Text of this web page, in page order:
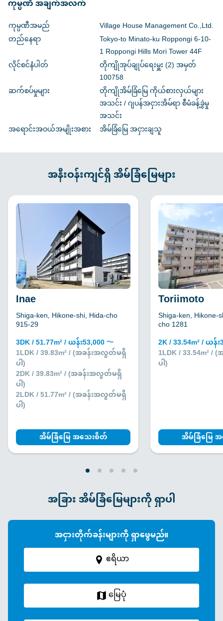
ကုမ္ပဏီ အချက်အလက်
ကုမ္ပဏီအမည်
Village House Management Co.,Ltd.
တည်နေရာ
Tokyo-to Minato-ku Roppongi 6-10-
1 Roppongi Hills Mori Tower 44F
လိုင်စင်နံပါတ်
တိုကျိုအုပ်ချုပ်ရေးမှူး (2) အမှတ်
100758
ဆက်စပ်မှုများ
တိုကျိုအိမ်ခြံမြေ ကိုယ်စားလှယ်များ
အသင်း / ဂျပန်အငှားအိမ်ရာ စီမံခန့်ခွဲမှု
အသင်း
အရောင်းအဝယ်အမျိုးအစား
အိမ်ခြံမြေ အငှားချသူ
အနီးဝန်းကျင်ရှိ အိမ်ခြံမြေများ
Inae
Shiga-ken, Hikone-shi, Hida-cho
915-29
3DK / 51.77m² / ယန်း53,000 〜
1LDK / 39.83m² / (အခန်းအလွတ်မရှိ
ပါ)
2DK / 39.83m² / (အခန်းအလွတ်မရှိ
ပါ)
2LDK / 51.77m² / (အခန်းအလွတ်မရှိ
ပါ)
အိမ်ခြံမြေ အသေးစိတ်
Toriimoto
Shiga-ken, Hikone-
cho 1281
2K / 33.54m² / ယန်း
1LDK / 33.54m²
ပါ)
အိမ်ခြံမြေ
အခြား အိမ်ခြံမြေများကို ရှာပါ
အငှားတိုက်ခန်းများကို ရှာဖွေမည်။
ဧရိယာ
မြေပုံ